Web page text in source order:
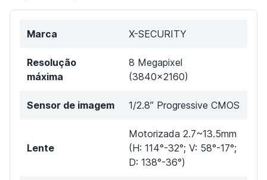
Marca X-SECURITY
Resolução
máxima
8 Megapixel
(3840x2160)
Sensor de imagem 1/2.8” Progressive CMOS
Lente
Motorizada 2.7~13.5mm
(H: 114°-32°; V: 58°-17°;
D: 138°-36°)